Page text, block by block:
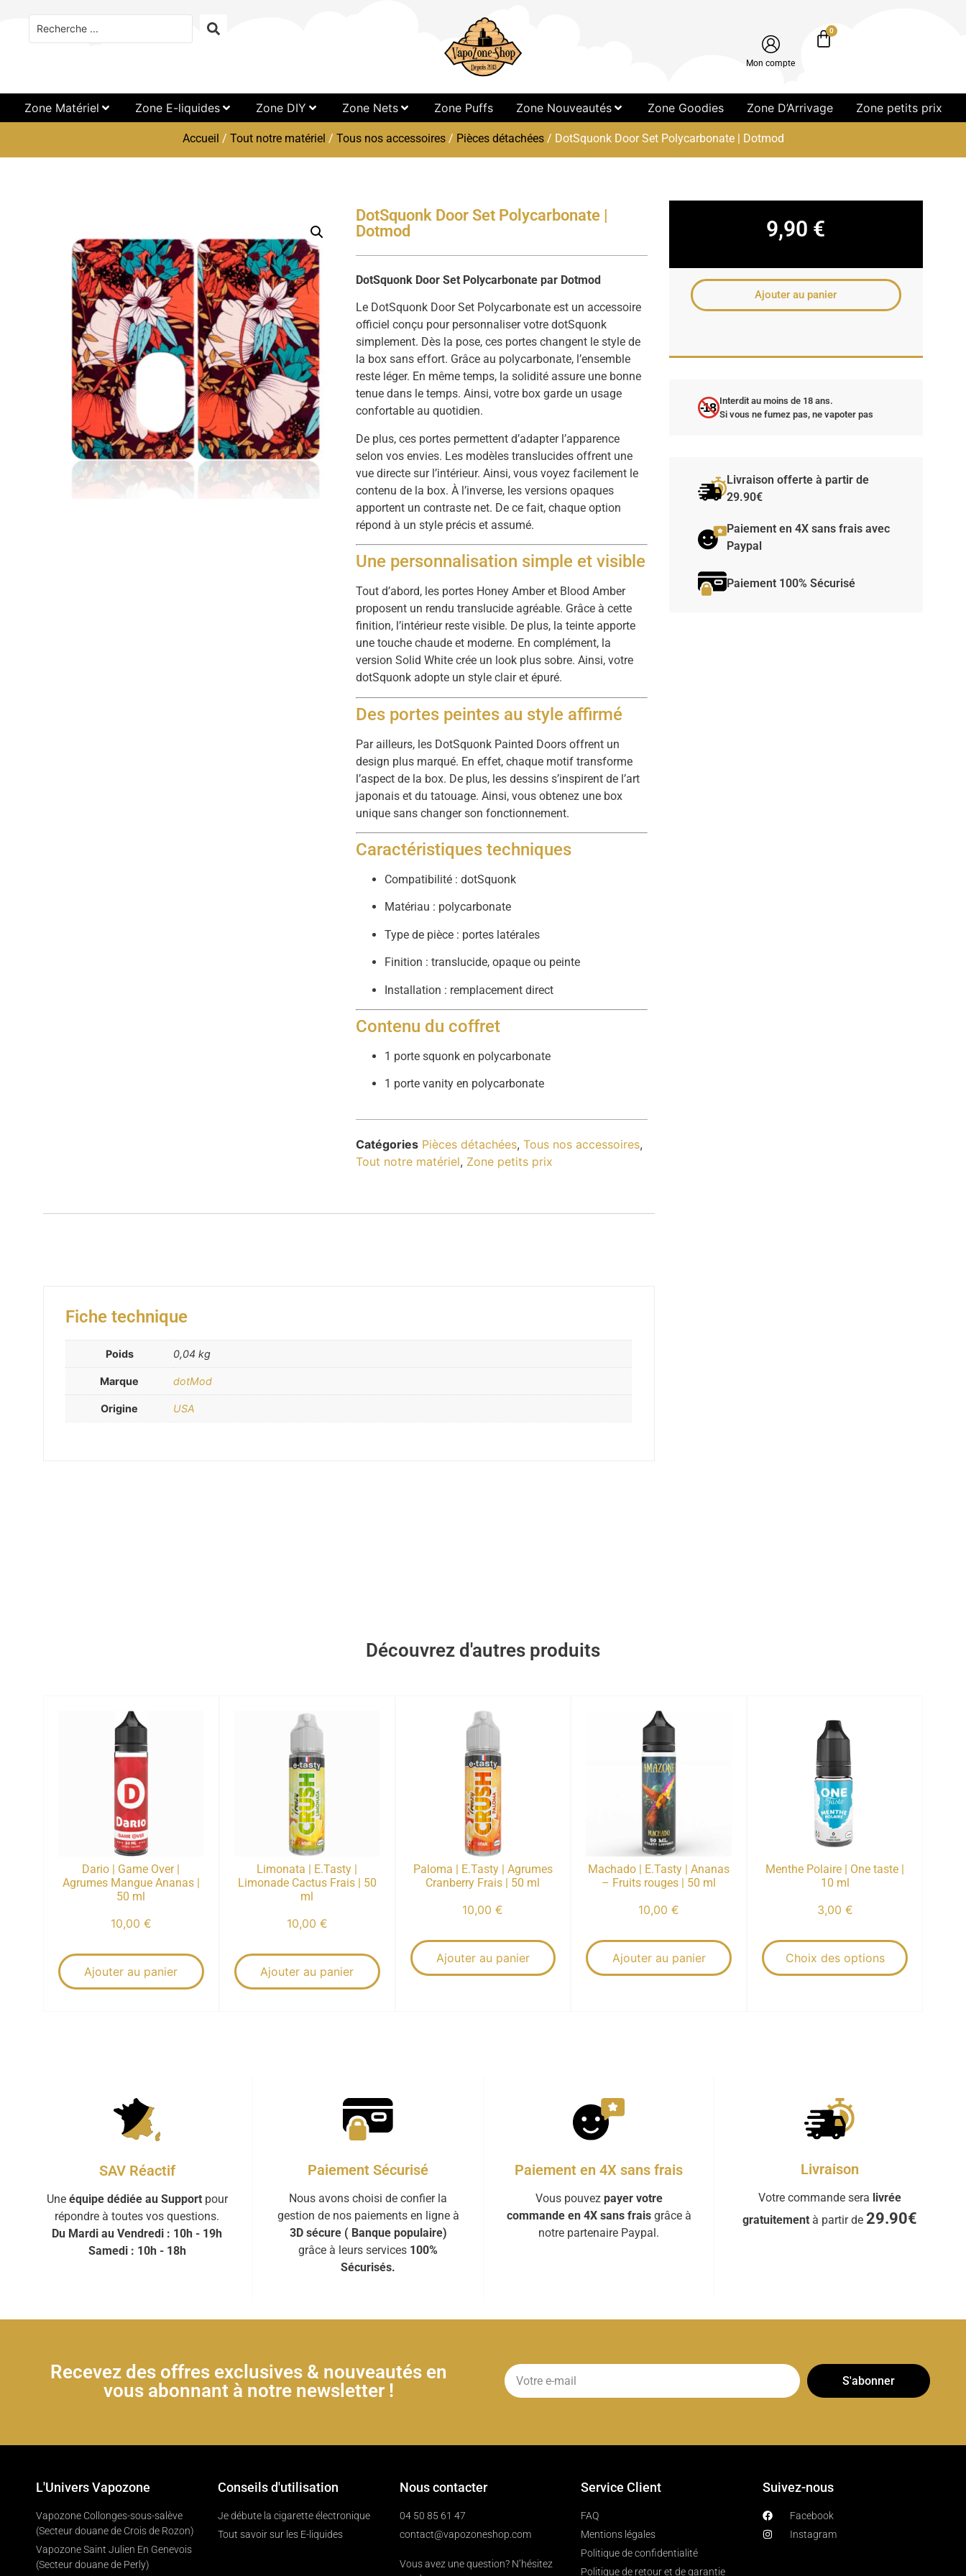
Mon compte
0
Zone Matériel Zone E-liquides Zone DIY Zone Nets Zone Puffs Zone Nouveautés Zone Goodies Zone D’Arrivage Zone petits prix
Accueil / Tout notre matériel / Tous nos accessoires/ Pièces détachées/ DotSquonk Door Set Polycarbonate | Dotmod
DotSquonk Door Set Polycarbonate |
Dotmod
DotSquonk Door Set Polycarbonate par Dotmod
Le DotSquonk Door Set Polycarbonate est un accessoire
officiel conçu pour personnaliser votre dotSquonk
simplement. Dès la pose, ces portes changent le style de
la box sans effort. Grâce au polycarbonate, l’ensemble
reste léger. En même temps, la solidité assure une bonne
tenue dans le temps. Ainsi, votre box garde un usage
confortable au quotidien.
De plus, ces portes permettent d’adapter l’apparence
selon vos envies. Les modèles translucides offrent une
vue directe sur l’intérieur. Ainsi, vous voyez facilement le
contenu de la box. À l’inverse, les versions opaques
apportent un contraste net. De ce fait, chaque option
répond à un style précis et assumé.
Une personnalisation simple et visible
Tout d’abord, les portes Honey Amber et Blood Amber
proposent un rendu translucide agréable. Grâce à cette
finition, l’intérieur reste visible. De plus, la teinte apporte
une touche chaude et moderne. En complément, la
version Solid White crée un look plus sobre. Ainsi, votre
dotSquonk adopte un style clair et épuré.
Des portes peintes au style affirmé
Par ailleurs, les DotSquonk Painted Doors offrent un
design plus marqué. En effet, chaque motif transforme
l’aspect de la box. De plus, les dessins s’inspirent de l’art
japonais et du tatouage. Ainsi, vous obtenez une box
unique sans changer son fonctionnement.
Caractéristiques techniques
Compatibilité : dotSquonk
Matériau : polycarbonate
Type de pièce : portes latérales
Finition : translucide, opaque ou peinte
Installation : remplacement direct
Contenu du coffret
1 porte squonk en polycarbonate
1 porte vanity en polycarbonate
Catégories Pièces détachées,Tous nos accessoires,
Tout notre matériel, Zone petits prix
Fiche technique
Poids 0,04 kg
Marque dotMod
Origine USA
9,90 €
Ajouter au panier
-18 Interdit au moins de 18 ans.
Si vous ne fumez pas, ne vapoter pas
Livraison offerte à partir de
29.90€
Paiement en 4X sans frais avec
Paypal
Paiement 100% Sécurisé
Découvrez d'autres produits
Dario | Game Over |
Agrumes Mangue Ananas |
50 ml
10,00 €
Ajouter au panier
Limonata | E.Tasty |
Limonade Cactus Frais | 50
ml
10,00 €
Ajouter au panier
Paloma | E.Tasty | Agrumes
Cranberry Frais | 50 ml
10,00€
Ajouter au panier
Machado | E.Tasty | Ananas
– Fruits rouges | 50 ml
10,00€
Ajouter au panier
Menthe Polaire | One taste |
10 ml
3,00 €
Choix des options
SAV Réactif
Une équipe dédiée au Supportpour
répondre à toutes vos questions.
Du Mardi au Vendredi : 10h - 19h
Samedi : 10h - 18h
Paiement Sécurisé
Nous avons choisi de confier la
gestion de nos paiements en ligne à
3D sécure ( Banque populaire)
grâce à leurs services 100%
Sécurisés.
Paiement en 4X sans frais
Vous pouvez payer votre
commande en 4X sans fraisgrâce à
notre partenaire Paypal.
Livraison
Votre commande sera livrée
gratuitementà partir de 29.90€
Recevez des offres exclusives & nouveautés en
vous abonnant à notre newsletter !
S'abonner
L'Univers Vapozone
Vapozone Collonges-sous-salève
(Secteur douane de Crois de Rozon)
Vapozone Saint Julien En Genevois
(Secteur douane de Perly)
Conseils d'utilisation
Je débute la cigarette électronique
Tout savoir sur les E-liquides
Nous contacter
04 50 85 61 47
contact@vapozoneshop.com
Vous avez une question? N’hésitez
Service Client
FAQ
Mentions légales
Politique de confidentialité
Politique de retour et de garantie
Suivez-nous
Facebook
Instagram